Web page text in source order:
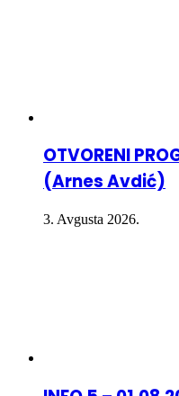
OTVORENI
(Arnes Avdić)
3. Avgusta 2026.